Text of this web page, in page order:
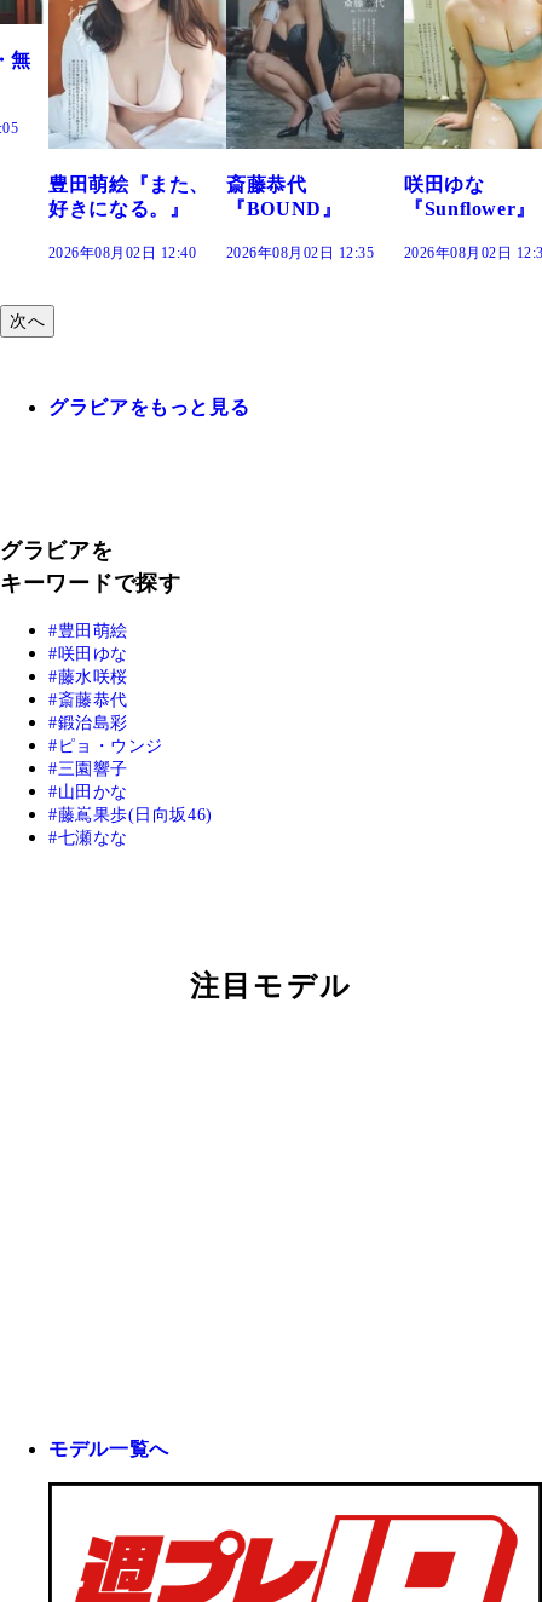
斎藤恭代
『BOUND』
2026年08月02日 12:35
咲田ゆな
『Sunflower』
2026年08月02日 12:30
藤水咲桜『花
だまり』
2026年08月02日
次へ
グラビアをもっと見る
グラビアを
キーワードで探す
豊田萌絵
咲田ゆな
藤水咲桜
斎藤恭代
鍛治島彩
ピョ・ウンジ
三園響子
山田かな
藤嶌果歩(日向坂46)
七瀬なな
注目モデル
モデル一覧へ